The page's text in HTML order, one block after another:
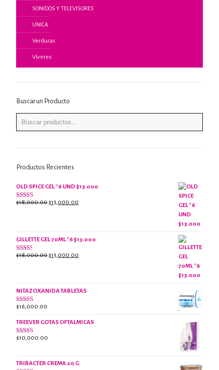
SONIDOS Y TELEVISORES
UNICA
Verduras
Víveres
Buscar un Producto
Productos Recientes
OLD SPICE GEL *6 UND $13.000
Valorado
$18,000.00 El
$18,000.00.
$13,000.00
$13,000.00.
GILLETTE GEL 70ML *6 $13.000
Valorado
$18,000.00 El
$18,000.00.
$13,000.00
$13,000.00.
NITAZOXANIDA TABLETAS
Valorado
2.61
de 5
$16,000.00
TREEVER GOTAS OFTALMICAS
Valorado
$10,000.00
TRIBACTER CREMA 20 G